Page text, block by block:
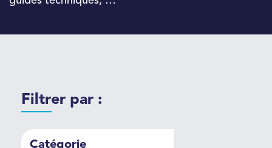
Filtrer par :
Catégorie